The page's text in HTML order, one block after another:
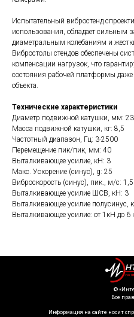
Испытательный вибростенд
использования, обладает сильным
диаметральным колебаниям и
Вибростолы стендов обеспечены
компенсации нагрузок, что
состояния рабочей платформы даже
объекта.
Технические характеристики
Диаметр подвижной катушки, мм:
Масса подвижной катушки, кг: 8,5
Частотный диапазон, Гц: 3-2500
Перемещение пик/пик, мм: 40
Выталкивающее усилие, кН: 3
Макс. Ускорение (синус), g: 25
Виброскорость (синус), пик., м/с: 1,5
Выталкивающее усилие ШСВ, кН: 3
Выталкивающее усилие полусинус,
Выталкивающее усилие: от 1кН до 6
Информация на сайте носит
©️
Все